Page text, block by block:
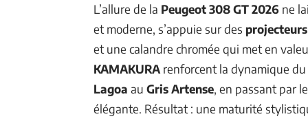
L’allure de la Peugeot 308 GT 2026 ne
et moderne, s’appuie sur des
et une calandre chromée qui met en
KAMAKURA renforcent la dynamique
Lagoa au Gris Artense, en passant par
élégante. Résultat : une maturité